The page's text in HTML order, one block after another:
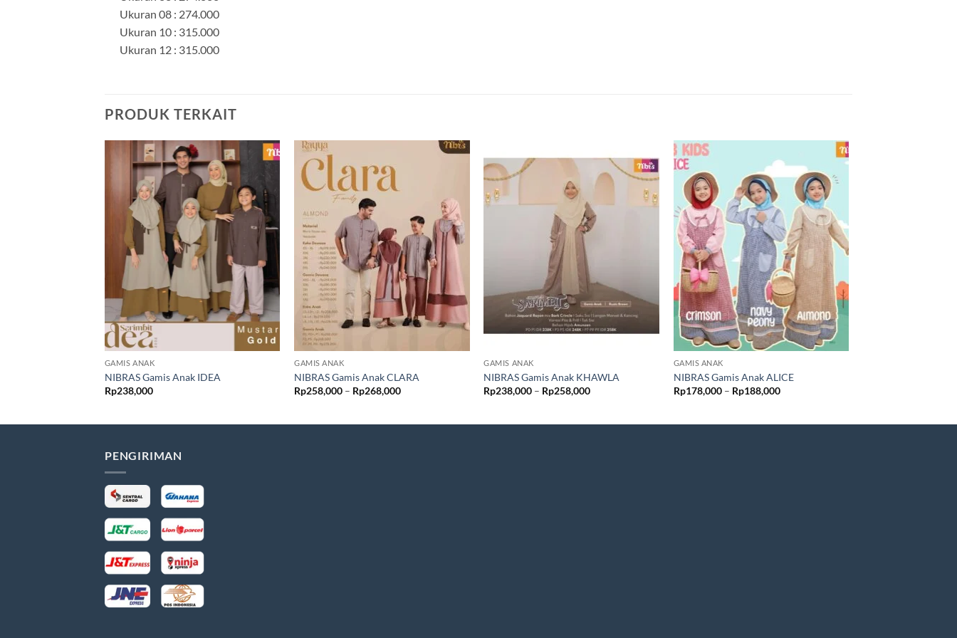
Ukuran 08 : 274.000
Ukuran 10 : 315.000
Ukuran 12 : 315.000
PRODUK TERKAIT
GAMIS ANAK
NIBRAS Gamis Anak IDEA
Rp238,000
GAMIS ANAK
NIBRAS Gamis Anak CLARA
Rp258,000 – Rp268,000Rentang
GAMIS ANAK
NIBRAS Gamis Anak KHAWLA
Rp238,000 – Rp258,000Rentang
GAMIS ANAK
NIBRAS Gamis Anak ALICE
Rp178,000 – Rp188,000Rentang
PENGIRIMAN